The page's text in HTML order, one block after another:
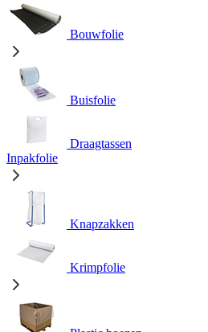
Bouwfolie
Buisfolie
Draagtassen
Inpakfolie
Knapzakken
Krimpfolie